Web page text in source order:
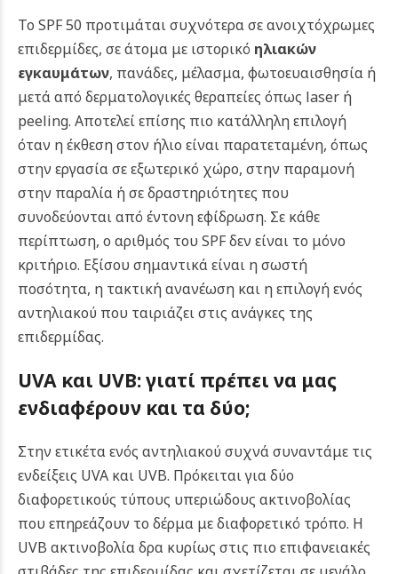
Το SPF 50 προτιμάται συχνότερα σε ανοιχτόχρωμες
επιδερμίδες, σε άτομα με ιστορικό ηλιακών
εγκαυμάτων, πανάδες, μέλασμα, φωτοευαισθησία ή
μετά από δερματολογικές θεραπείες όπως laser ή
peeling. Αποτελεί επίσης πιο κατάλληλη επιλογή
όταν η έκθεση στον ήλιο είναι παρατεταμένη, όπως
στην εργασία σε εξωτερικό χώρο, στην παραμονή
στην παραλία ή σε δραστηριότητες που
συνοδεύονται από έντονη εφίδρωση. Σε κάθε
περίπτωση, ο αριθμός του SPF δεν είναι το μόνο
κριτήριο. Εξίσου σημαντικά είναι η σωστή
ποσότητα, η τακτική ανανέωση και η επιλογή ενός
αντηλιακού που ταιριάζει στις ανάγκες της
επιδερμίδας.
UVA και UVB: γιατί πρέπει να μας
ενδιαφέρουν και τα δύο;
Στην ετικέτα ενός αντηλιακού συχνά συναντάμε τις
ενδείξεις UVA και UVB. Πρόκειται για δύο
διαφορετικούς τύπους υπεριώδους ακτινοβολίας
που επηρεάζουν το δέρμα με διαφορετικό τρόπο. Η
UVB ακτινοβολία δρα κυρίως στις πιο επιφανειακές